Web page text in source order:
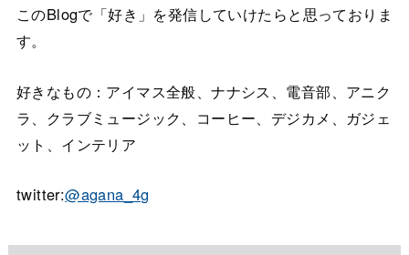
このBlogで「好き」を発信していけたらと思っておりま
す。
好きなもの：アイマス全般、ナナシス、電音部、アニク
ラ、クラブミュージック、コーヒー、デジカメ、ガジェ
ット、インテリア
twitter:@agana_4g